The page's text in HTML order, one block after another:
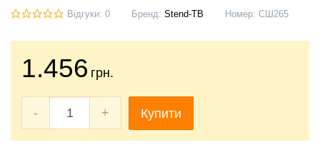
Відгуки: 0 Бренд: Stend-TB Номер: СШ265
1.456 грн.
- + Купити